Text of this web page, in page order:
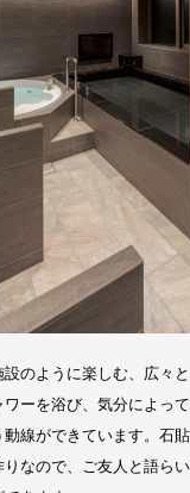
のように楽しむ、広々と
ーを浴び、気分によっ
線ができています。石
なので、ご友人と語ら